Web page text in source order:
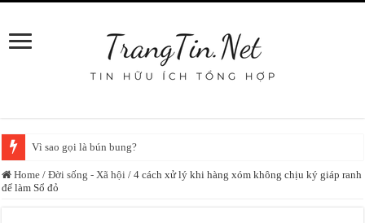
Vì sao gọi là bún bung?
Home / Đời sống - Xã hội / 4 cách xử lý khi hàng xóm không chịu ký giáp ranh
để làm Sổ đỏ